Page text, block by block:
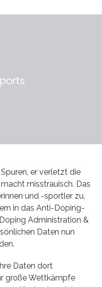
er verletzt die
misstrauisch. Das
und -sportler zu,
in das Anti-Doping-
Administration &
Daten nun
Daten dort
große Wettkämpfe